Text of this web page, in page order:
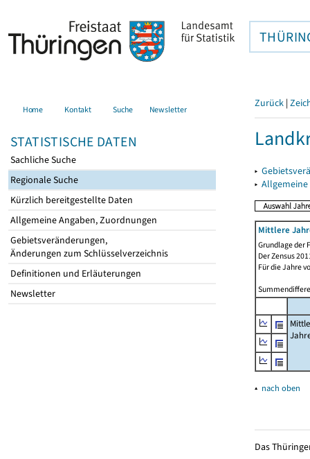
Home Kontakt Suche Newsletter
STATISTISCHE DATEN
Sachliche Suche
Regionale Suche
Kürzlich bereitgestellte Daten
Allgemeine Angaben, Zuordnungen
Gebietsveränderungen,
Änderungen zum Schlüsselverzeichnis
Definitionen und Erläuterungen
Newsletter
Zurück |
▸
▸
Mittlere
Grundlage der
Der Zensus
Für die Jahre
▴ nach oben
Das